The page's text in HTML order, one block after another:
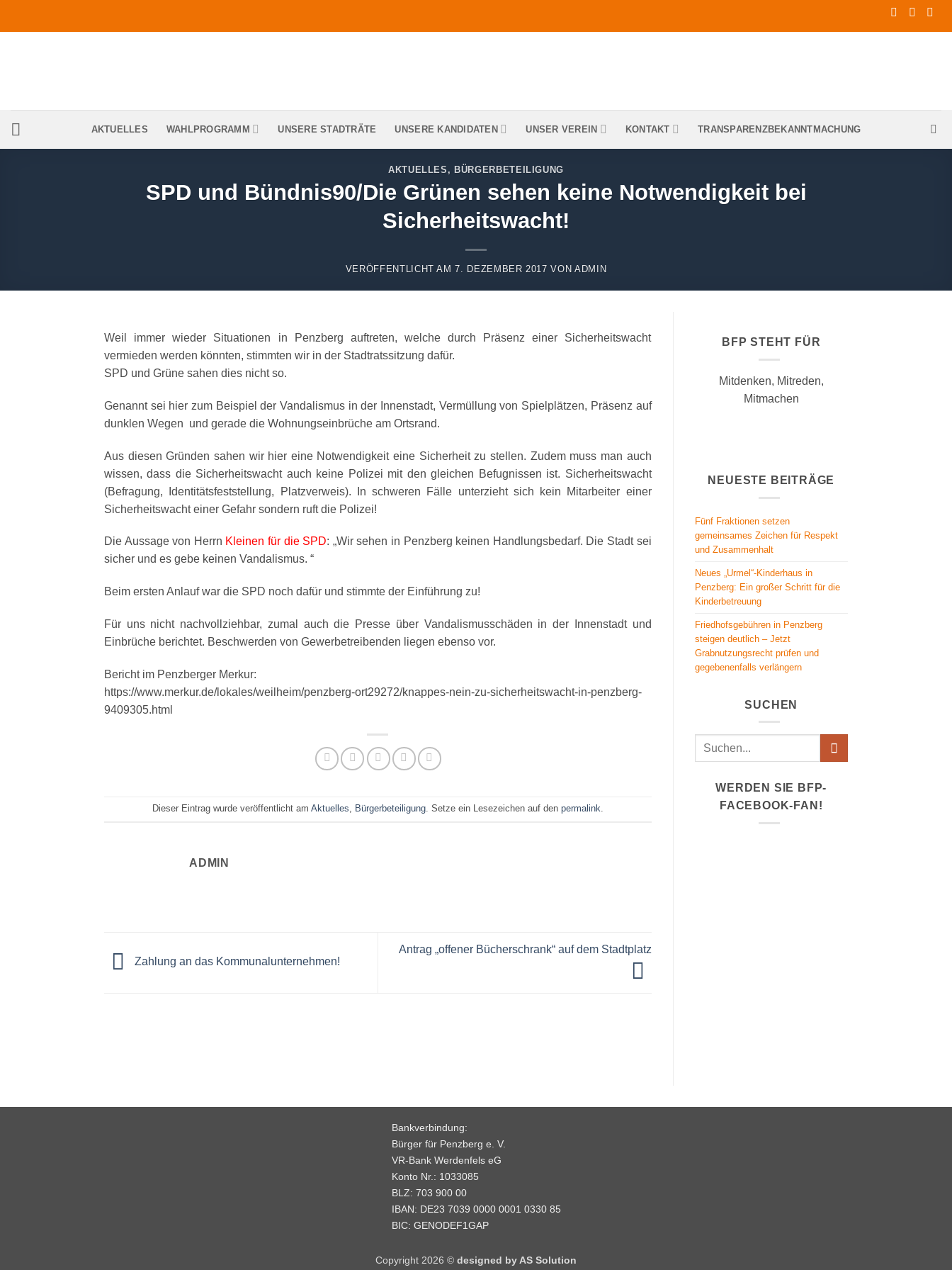
AKTUELLES WAHLPROGRAMM UNSERE STADTRÄTE UNSERE KANDIDATEN UNSER VEREIN KONTAKT TRANSPARENZBEKANNTMACHUNG
AKTUELLES , BÜRGERBETEILIGUNG
SPD und Bündnis90/Die Grünen sehen keine Notwendigkeit bei
Sicherheitswacht!
VERÖFFENTLICHT AM7. DEZEMBER 2017 VON ADMIN
Weil immer wieder Situationen in Penzberg auftreten, welche durch Präsenz einer Sicherheitswacht
vermieden werden könnten, stimmten wir in der Stadtratssitzung dafür.
SPD und Grüne sahen dies nicht so.
Genannt sei hier zum Beispiel der Vandalismus in der Innenstadt, Vermüllung von Spielplätzen, Präsenz auf
dunklen Wegen und gerade die Wohnungseinbrüche am Ortsrand.
Aus diesen Gründen sahen wir hier eine Notwendigkeit eine Sicherheit zu stellen. Zudem muss man auch
wissen, dass die Sicherheitswacht auch keine Polizei mit den gleichen Befugnissen ist. Sicherheitswacht
(Befragung, Identitätsfeststellung, Platzverweis). In schweren Fälle unterzieht sich kein Mitarbeiter einer
Sicherheitswacht einer Gefahr sondern ruft die Polizei!
Die Aussage von Herrn Kleinen für die SPD: „Wir sehen in Penzberg keinen Handlungsbedarf. Die Stadt sei
sicher und es gebe keinen Vandalismus. “
Beim ersten Anlauf war die SPD noch dafür und stimmte der Einführung zu!
Für uns nicht nachvollziehbar, zumal auch die Presse über Vandalismusschäden in der Innenstadt und
Einbrüche berichtet. Beschwerden von Gewerbetreibenden liegen ebenso vor.
Bericht im Penzberger Merkur:
https://www.merkur.de/lokales/weilheim/penzberg-ort29272/knappes-nein-zu-sicherheitswacht-in-penzberg-
9409305.html
Dieser Eintrag wurde veröffentlicht am Aktuelles, Bürgerbeteiligung. Setze ein Lesezeichen auf den permalink.
ADMIN
Zahlung an das Kommunalunternehmen!
Antrag „offener Bücherschrank“ auf dem Stadtplatz
BFP STEHT FÜR
Mitdenken, Mitreden,
Mitmachen
NEUESTE BEITRÄGE
Fünf Fraktionen setzen
gemeinsames Zeichen für Respekt
und Zusammenhalt
Neues „Urmel“-Kinderhaus in
Penzberg: Ein großer Schritt für die
Kinderbetreuung
Friedhofsgebühren in Penzberg
steigen deutlich – Jetzt
Grabnutzungsrecht prüfen und
gegebenenfalls verlängern
SUCHEN
WERDEN SIE BFP-
FACEBOOK-FAN!
Bankverbindung:
Bürger für Penzberg e. V.
VR-Bank Werdenfels eG
Konto Nr.: 1033085
BLZ: 703 900 00
IBAN: DE23 7039 0000 0001 0330 85
BIC: GENODEF1GAP
Copyright 2026 © designed by AS Solution